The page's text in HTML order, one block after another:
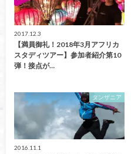
2017.12.3
【満員御礼！2018年3月アフリカ
スタディツアー】参加者紹介第10
弾！接点が…
タンザニア
2016.11.1